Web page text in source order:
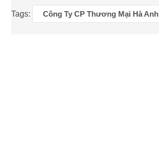
Tags: Công Ty CP Thương Mại Hà Anh